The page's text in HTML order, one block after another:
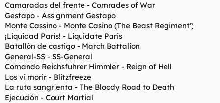
Camaradas del frente - Comrades of War
Gestapo - Assignment Gestapo
Monte Cassino - Monte Casino (The Beast Regiment')
¡Liquidad París! - Liquidate Paris
Batallón de castigo - March Battalion
General-SS - SS-General
Comando Reichsfuhrer Himmler - Reign of Hell
Los vi morir - Blitzfreeze
La ruta sangrienta - The Bloody Road to Death
Ejecución - Court Martial